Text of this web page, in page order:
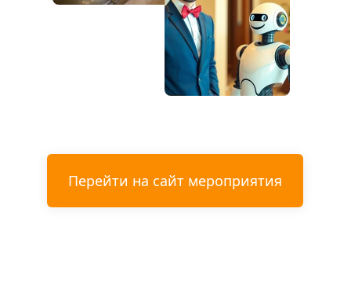
Перейти на сайт мероприятия